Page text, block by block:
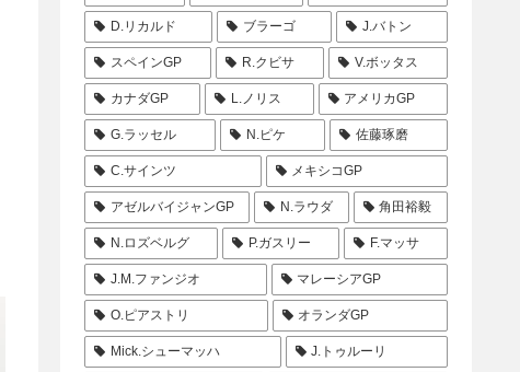
D.リカルド ブラーゴ J.バトン
スペインGP R.クビサ V.ボッタス
カナダGP L.ノリス アメリカGP
G.ラッセル N.ピケ 佐藤琢磨
C.サインツ メキシコGP
アゼルバイジャンGP N.ラウダ 角田裕毅
N.ロズベルグ P.ガスリー F.マッサ
J.M.ファンジオ マレーシアGP
O.ピアストリ オランダGP
Mick.シューマッハ J.トゥルーリ